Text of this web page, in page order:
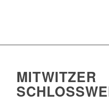
MITWITZER